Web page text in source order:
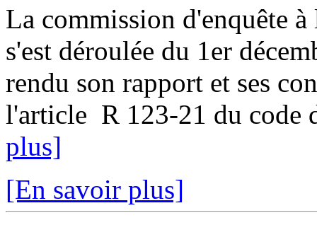
La commission d'enquête
s'est déroulée du 1er
rendu son rapport et ses
l'article R 123-21 du code
plus]
[En savoir plus]